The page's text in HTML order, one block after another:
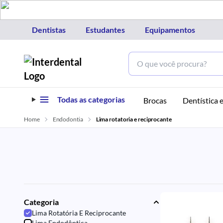
Dentistas Estudantes Equipamentos
Todas as categorias Brocas Dentística
Home
Endodontia Lima rotatoria e reciprocante
Categoria
Lima Rotatória E Reciprocante